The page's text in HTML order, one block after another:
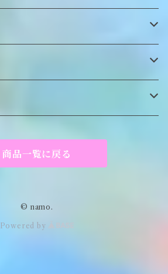
商品一覧に戻る
© namo.
Powered by